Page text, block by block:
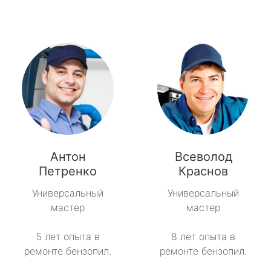
Антон
Петренко
Универсальный
мастер
5 лет опыта в
ремонте бензопил.
Всеволод
Краснов
Универсальный
мастер
8 лет опыта в
ремонте бензопил.